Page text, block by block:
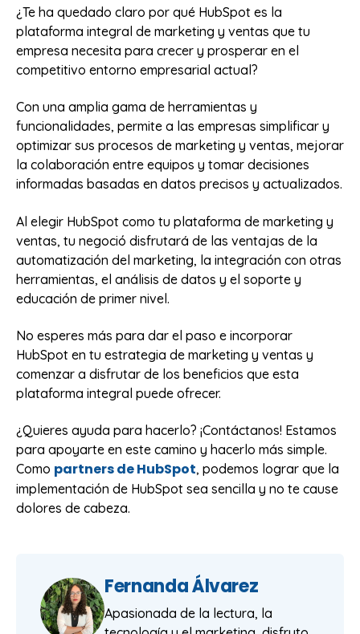
¿Te ha quedado claro por qué HubSpot es la
plataforma integral de marketing y ventas que tu
empresa necesita para crecer y prosperar en el
competitivo entorno empresarial actual?
Con una amplia gama de herramientas y
funcionalidades, permite a las empresas simplificar y
optimizar sus procesos de marketing y ventas, mejorar
la colaboración entre equipos y tomar decisiones
informadas basadas en datos precisos y actualizados.
Al elegir HubSpot como tu plataforma de marketing y
ventas, tu negoció disfrutará de las ventajas de la
automatización del marketing, la integración con otras
herramientas, el análisis de datos y el soporte y
educación de primer nivel.
No esperes más para dar el paso e incorporar
HubSpot en tu estrategia de marketing y ventas y
comenzar a disfrutar de los beneficios que esta
plataforma integral puede ofrecer.
¿Quieres ayuda para hacerlo? ¡Contáctanos! Estamos
para apoyarte en este camino y hacerlo más simple.
Como partners de HubSpot, podemos lograr que la
implementación de HubSpot sea sencilla y no te cause
dolores de cabeza.
Fernanda Álvarez
Apasionada de la lectura, la